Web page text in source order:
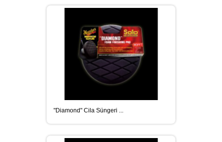
"Diamond" Cila Süngeri ...